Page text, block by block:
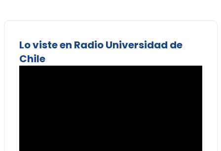
Lo viste en Radio Universidad de
Chile